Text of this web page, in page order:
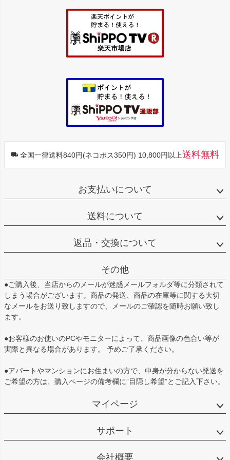
全国一律送料840円(ネコポス350円) 10,800円以上送料無料
お支払いについて
送料について
返品・交換について
その他
●ご購入後、当店からのメールが迷惑メールフォルダ等に分類されて
しまう場合がございます。商品の発送、商品の在庫等に関する大切
なメールをお送り致しますので、メールのご確認を随時お願い致し
ます。
●お客様のお使いのPCやモニターによって、商品画像の色合い等が
実際と異なる場合があります。 予めご了承ください。
●アパートやマンションにお住まいの方で、中身が分からない発送を
ご希望の方は、購入ページの備考欄に”目隠し希望”とご記入下さい。
マイページ
サポート
会社概要